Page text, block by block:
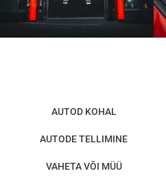
AUTOD KOHAL
AUTODE TELLIMINE
VAHETA VÕI MÜÜ